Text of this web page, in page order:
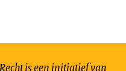
is een initiatief van